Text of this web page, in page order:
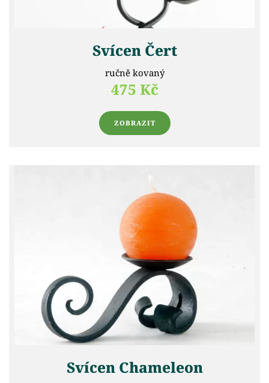
Svícen Čert
ručně kovaný
475 Kč
ZOBRAZIT
Svícen Chameleon